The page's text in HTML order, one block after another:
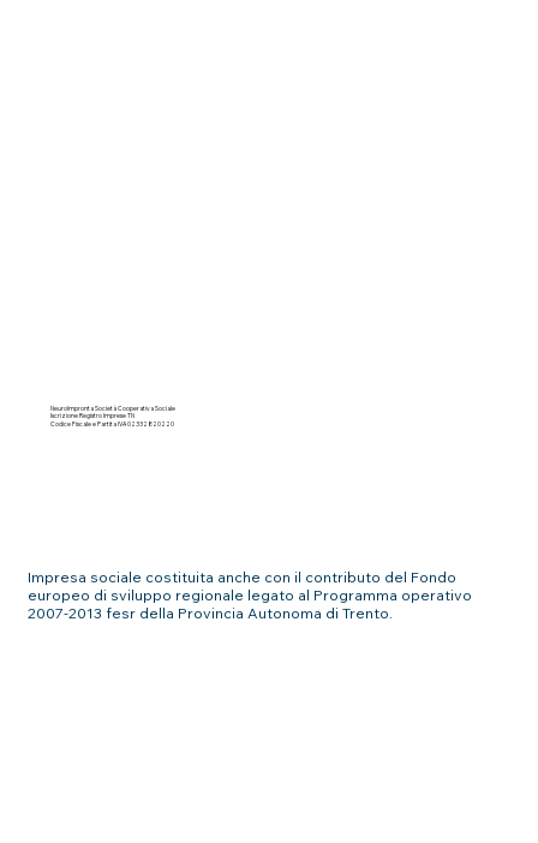
NeuroImpronta Società Cooperativa Sociale
Iscrizione Registro Imprese TN
Codice Fiscale e Partita IVA 02332820220
Impresa sociale costituita anche con il contributo del Fondo
europeo di sviluppo regionale legato al Programma operativo
2007-2013 fesr della Provincia Autonoma di Trento.